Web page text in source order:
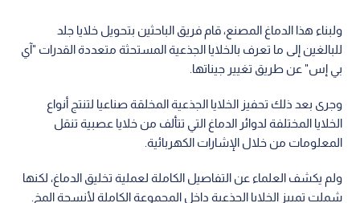
ولبناء هذا الدماغ المصنع، قام فريق الباحثين بتحويل خلايا جلد
للبالغين إلى ما تعرف بالخلايا الجذعية المستحثة متعددة القدرات "آي
بي إس" عن طريق تغيير جيناتها.
وجرى بعد ذلك تحفيز الخلايا الجذعية المخلقة صناعيا لتنتج أنواع
الخلايا المختلفة لدوائر الدماغ التي تتألف من خلايا عصبية تنقل
المعلومات من خلال الإشارات الكهربائية.
ولم يكشف العلماء عن التفاصيل الكاملة لعملية تخليق الدماغ، لكنها
شملت تمييز الخلايا الجذعية داخل المجموعة الكاملة لأنسجة المخ.